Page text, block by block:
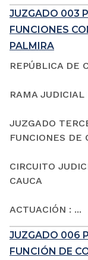
JUZGADO 003
FUNCIONES
PALMIRA
REPÚBLICA DE
RAMA JUDICIAL
JUZGADO
FUNCIONES DE
CIRCUITO
CAUCA
ACTUACIÓN : ...
JUZGADO 006
FUNCIÓN DE